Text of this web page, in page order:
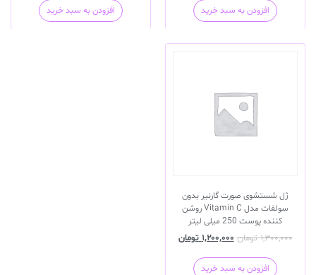
افزودن به سبد خرید افزودن به سبد خرید
ژل شستشوی صورت گارنیر بدون
سولفات مدل Vitamin C روشن
کننده پوست 250 میلی لیتر
۱,۳۰۰,۰۰۰ تومان ۱,۲۰۰,۰۰۰ تومان
افزودن به سبد خرید